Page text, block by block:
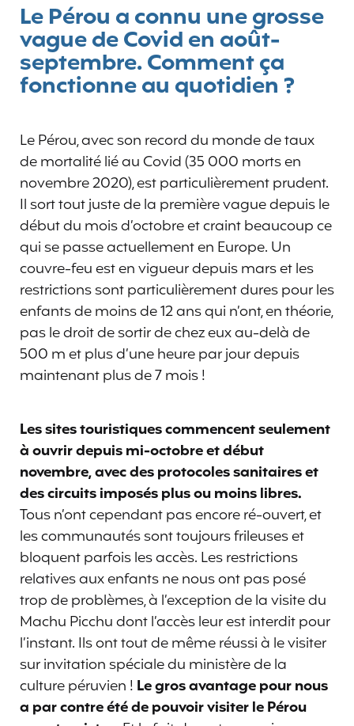
Le Pérou a connu une grosse
vague de Covid en août-
septembre. Comment ça
fonctionne au quotidien ?
Le Pérou, avec son record du monde de taux
de mortalité lié au Covid (35 000 morts en
novembre 2020), est particulièrement prudent.
Il sort tout juste de la première vague depuis le
début du mois d’octobre et craint beaucoup ce
qui se passe actuellement en Europe. Un
couvre-feu est en vigueur depuis mars et les
restrictions sont particulièrement dures pour les
enfants de moins de 12 ans qui n’ont, en théorie,
pas le droit de sortir de chez eux au-delà de
500 m et plus d’une heure par jour depuis
maintenant plus de 7 mois !
Les sites touristiques commencent seulement
à ouvrir depuis mi-octobre et début
novembre, avec des protocoles sanitaires et
des circuits imposés plus ou moins libres.
Tous n’ont cependant pas encore ré-ouvert, et
les communautés sont toujours frileuses et
bloquent parfois les accès. Les restrictions
relatives aux enfants ne nous ont pas posé
trop de problèmes, à l’exception de la visite du
Machu Picchu dont l’accès leur est interdit pour
l’instant. Ils ont tout de même réussi à le visiter
sur invitation spéciale du ministère de la
culture péruvien ! Le gros avantage pour nous
a par contre été de pouvoir visiter le Pérou